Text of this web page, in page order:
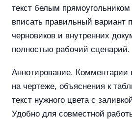
текст белым
вписать правильный вариант
черновиков и внутренних
полностью рабочий сценарий.
Аннотирование. Комментарии
на чертеже, объяснения к
текст нужного цвета с
Удобно для совместной